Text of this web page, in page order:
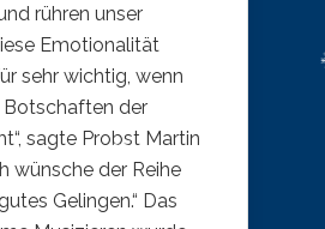
rühren unser
Emotionalität
sehr wichtig, wenn
Botschaften der
sagte Probst Martin
wünsche der Reihe
Gelingen.“ Das